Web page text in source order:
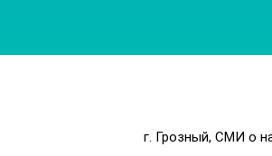
г. Грозный, СМИ о